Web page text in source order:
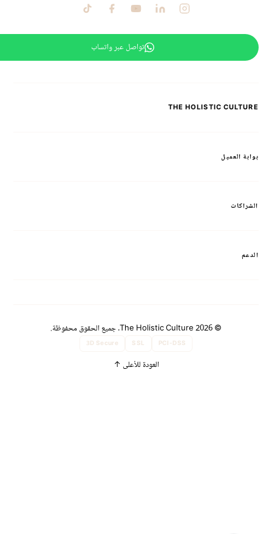
تواصل عبر واتساب
THE HOLISTIC CULTURE
بوابة العميل
الشراكات
الدعم
PCI-DSS
3D Secure
العودة للأعلى↑